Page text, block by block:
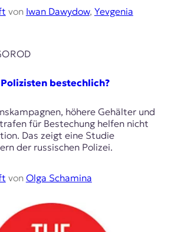
von Iwan Dawydow, Yevgenia
bestechlich?
höhere Gehälter und
für Bestechung helfen nicht
Das zeigt eine Studie
der russischen Polizei.
von Olga Schamina